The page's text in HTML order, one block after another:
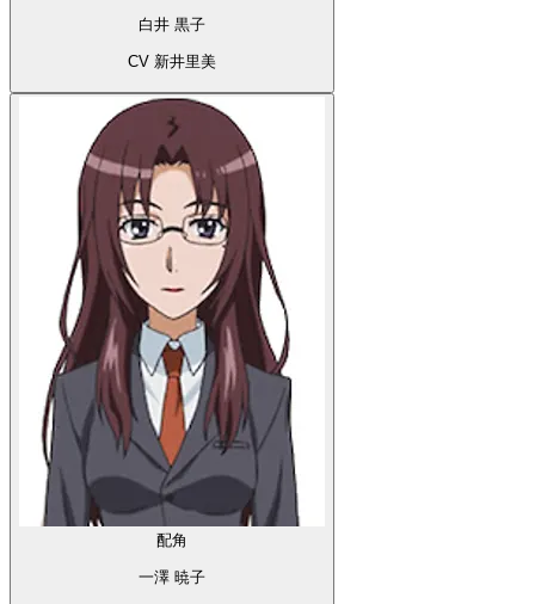
白井 黒子
CV 新井里美
配角
一澤 暁子